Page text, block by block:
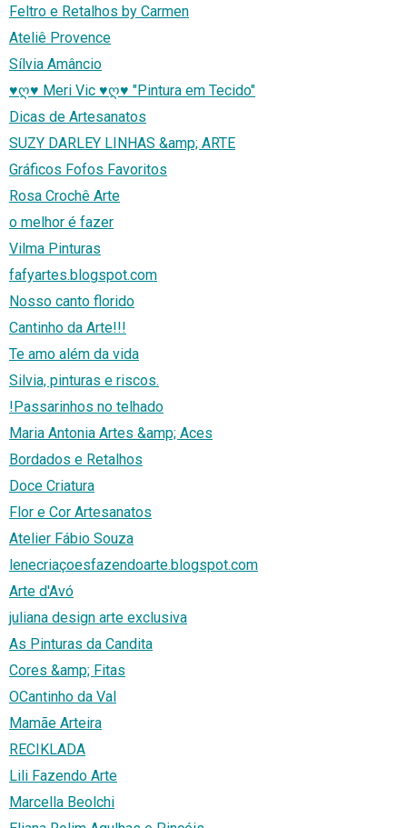
Feltro e Retalhos by Carmen
Ateliê Provence
Sílvia Amâncio
♥ღ♥ Meri Vic ♥ღ♥ "Pintura em Tecido"
Dicas de Artesanatos
SUZY DARLEY LINHAS &amp; ARTE
Gráficos Fofos Favoritos
Rosa Crochê Arte
o melhor é fazer
Vilma Pinturas
fafyartes.blogspot.com
Nosso canto florido
Cantinho da Arte!!!
Te amo além da vida
Silvia, pinturas e riscos.
!Passarinhos no telhado
Maria Antonia Artes &amp; Aces
Bordados e Retalhos
Doce Criatura
Flor e Cor Artesanatos
Atelier Fábio Souza
lenecriaçoesfazendoarte.blogspot.com
Arte d'Avó
juliana design arte exclusiva
As Pinturas da Candita
Cores &amp; Fitas
OCantinho da Val
Mamãe Arteira
RECIKLADA
Lili Fazendo Arte
Marcella Beolchi